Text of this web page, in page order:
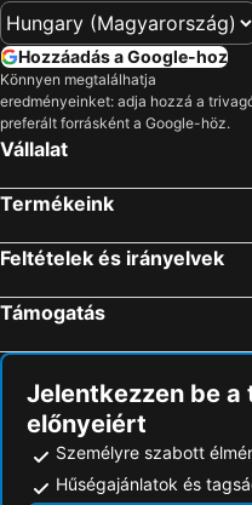
Hozzáadás a Google-hoz
Könnyen megtalálhatja
eredményeinket: adja hozzá a
preferált forrásként a Google-höz.
Vállalat
Termékeink
Feltételek és irányelvek
Támogatás
Jelentkezzen be
előnyeiért
Személyre szabott
Hűségajánlatok és